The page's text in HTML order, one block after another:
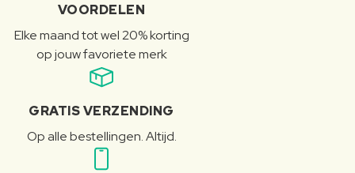
VOORDELEN
Elke maand tot wel 20% korting
op jouw favoriete merk
GRATIS VERZENDING
Op alle bestellingen. Altijd.